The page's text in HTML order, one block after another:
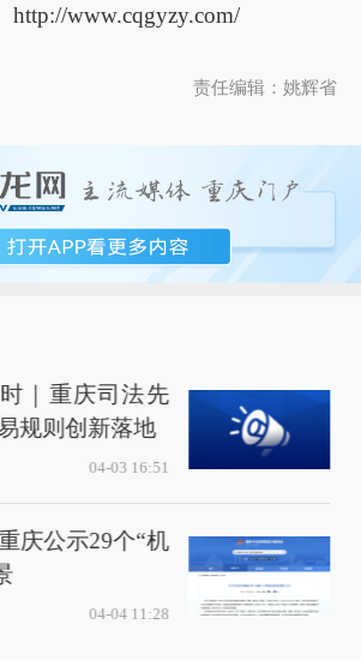
http://www.cqgyzy.com/
责任编辑：姚辉省
｜重庆司法先
规则创新落地
04-03 16:51
庆公示29个“机
04-04 11:28